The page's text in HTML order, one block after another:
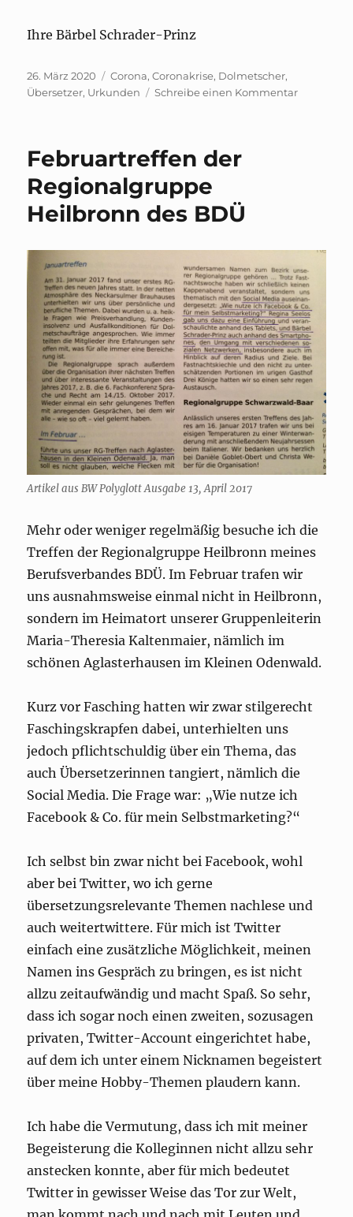
Ihre Bärbel Schrader-Prinz
Veröffentlicht
am
26. März 2020 Schlagwörter
Corona,Coronakrise, Dolmetscher,
Übersetzer, Urkunden Schreibe einen Kommentarzu
Februartreffen der
Regionalgruppe
Heilbronn des BDÜ
Artikel aus BW Polyglott Ausgabe 13, April 2017
Mehr oder weniger regelmäßig besuche ich die
Treffen der Regionalgruppe Heilbronn meines
Berufsverbandes BDÜ. Im Februar trafen wir
uns ausnahmsweise einmal nicht in Heilbronn,
sondern im Heimatort unserer Gruppenleiterin
Maria-Theresia Kaltenmaier, nämlich im
schönen Aglasterhausen im Kleinen Odenwald.
Kurz vor Fasching hatten wir zwar stilgerecht
Faschingskrapfen dabei, unterhielten uns
jedoch pflichtschuldig über ein Thema, das
auch Übersetzerinnen tangiert, nämlich die
Social Media. Die Frage war: „Wie nutze ich
Facebook & Co. für mein Selbstmarketing?“
Ich selbst bin zwar nicht bei Facebook, wohl
aber bei Twitter, wo ich gerne
übersetzungsrelevante Themen nachlese und
auch weitertwittere. Für mich ist Twitter
einfach eine zusätzliche Möglichkeit, meinen
Namen ins Gespräch zu bringen, es ist nicht
allzu zeitaufwändig und macht Spaß. So sehr,
dass ich sogar noch einen zweiten, sozusagen
privaten, Twitter-Account eingerichtet habe,
auf dem ich unter einem Nicknamen begeistert
über meine Hobby-Themen plaudern kann.
Ich habe die Vermutung, dass ich mit meiner
Begeisterung die Kolleginnen nicht allzu sehr
anstecken konnte, aber für mich bedeutet
Twitter in gewisser Weise das Tor zur Welt,